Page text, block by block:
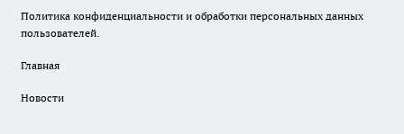
Политика конфиденциальности и обработки персональных данных
пользователей.
Главная
Новости